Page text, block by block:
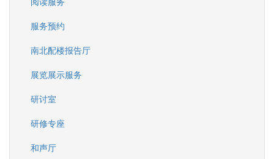
服务预约
南北配楼报告厅
展览展示服务
研讨室
研修专座
和声厅